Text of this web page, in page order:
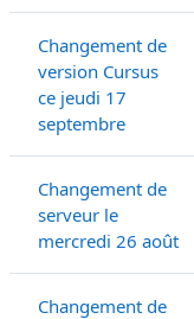
Changement de
version Cursus
ce jeudi 17
septembre
Changement de
serveur le
mercredi 26 août
Changement de